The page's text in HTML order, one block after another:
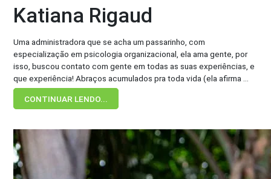
Katiana Rigaud
Uma administradora que se acha um passarinho, com
especialização em psicologia organizacional, ela ama gente, por
isso, buscou contato com gente em todas as suas experiências, e
que experiência! Abraços acumulados pra toda vida (ela afirma ...
CONTINUAR LENDO...